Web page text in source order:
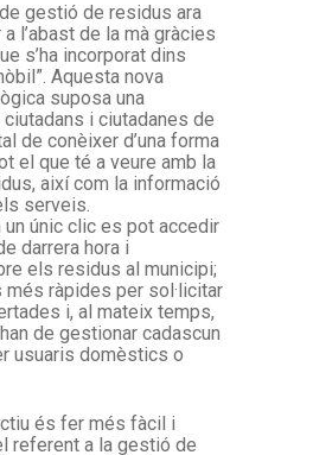
gestió de residus ara
l’abast de la mà gràcies
s’ha incorporat dins
Aquesta nova
suposa una
i ciutadanes de
de conèixer d’una forma
el que té a veure amb la
així com la informació
serveis.
un únic clic es pot accedir
darrera hora i
els residus al municipi;
ràpides per sol·licitar
i, al mateix temps,
de gestionar cadascun
usuaris domèstics o
és fer més fàcil i
referent a la gestió de